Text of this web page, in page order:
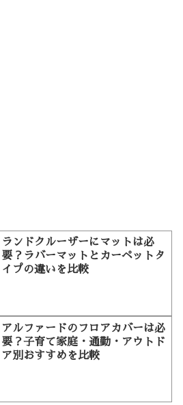
ランドクルーザーにマットは必
要？ラバーマットとカーペットタ
イプの違いを比較
アルファードのフロアカバーは必
要？子育て家庭・通勤・アウトド
ア別おすすめを比較